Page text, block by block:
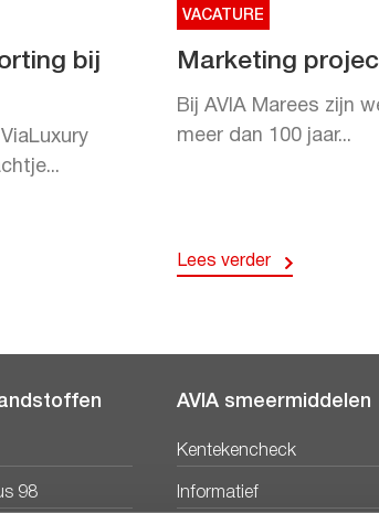
bij
VACATURE
Marketing
Bij AVIA Marees zijn
meer dan 100 jaar...
Lees verder
98
AVIA smeermiddelen
Kentekencheck
Informatief